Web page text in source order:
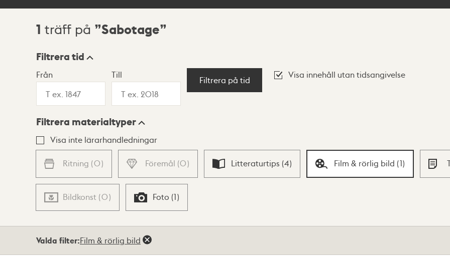
Sökresultat
1 träff på Sabotage
Visningsläge
Lista Karta
Filtrera tid
Från Till
Filtrera på tid
Visa innehåll utan tidsangivelse
Filtrera materialtyper
Visa inte lärarhandledningar
Ritning (0) Föremål (0) Litteraturtips (4) Film & rörlig bild (1)
Bildkonst (0) Foto (1)
Valda filter:Film & rörlig bild